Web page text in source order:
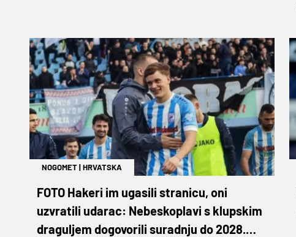
NOGOMET|HRVATSKA
FOTO Hakeri im ugasili stranicu, oni
uzvratili udarac: Nebeskoplavi s klupskim
draguljem dogovorili suradnju do 2028.